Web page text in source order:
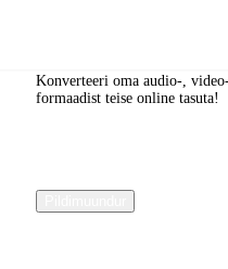
Konverteeri oma audio-,
formaadist teise online tasuta!